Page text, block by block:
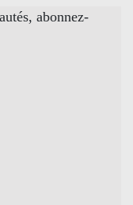
abonnez-